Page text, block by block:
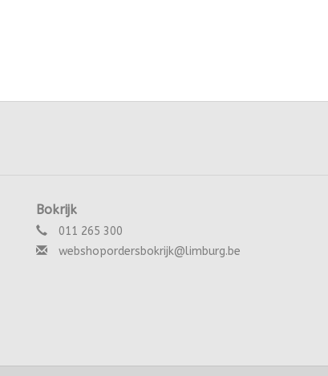
Bokrijk
011 265 300
webshopordersbokrijk@limburg.be